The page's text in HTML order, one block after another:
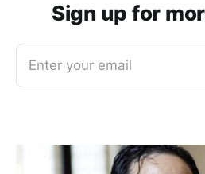
Sign up for
Enter your email